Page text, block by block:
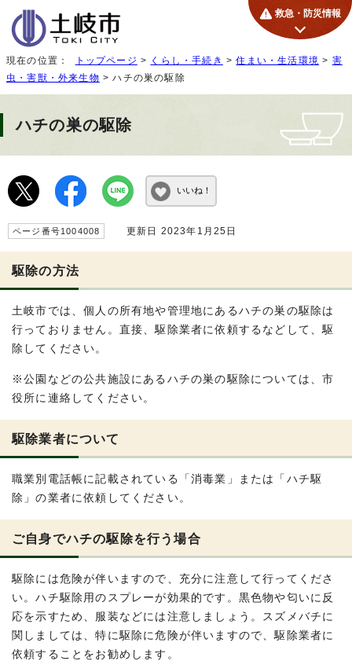
救急・防災情報
現在の位置： トップページ > くらし・手続き >住まい・生活環境 > 害
虫・害獣・外来生物 > ハチの巣の駆除
ハチの巣の駆除
いいね！
ページ番号1004008 更新日 2023年1月25日
駆除の方法
土岐市では、個人の所有地や管理地にあるハチの巣の駆除は
行っておりません。直接、駆除業者に依頼するなどして、駆
除してください。
※公園などの公共施設にあるハチの巣の駆除については、市
役所に連絡してください。
駆除業者について
職業別電話帳に記載されている「消毒業」または「ハチ駆
除」の業者に依頼してください。
ご自身でハチの駆除を行う場合
駆除には危険が伴いますので、充分に注意して行ってくださ
い。ハチ駆除用のスプレーが効果的です。黒色物や匂いに反
応を示すため、服装などには注意しましょう。スズメバチに
関しましては、特に駆除に危険が伴いますので、駆除業者に
依頼することをお勧めします。